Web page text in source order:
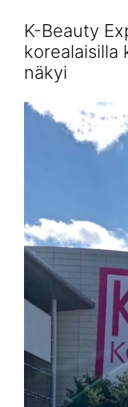
K-Beauty
korealaisilla
näkyi